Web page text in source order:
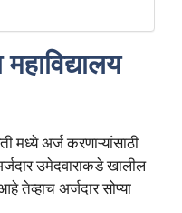
मध्ये अर्ज करणाऱ्यांसाठी
उमेदवाराकडे खालील
तेव्हाच अर्जदार सोप्या